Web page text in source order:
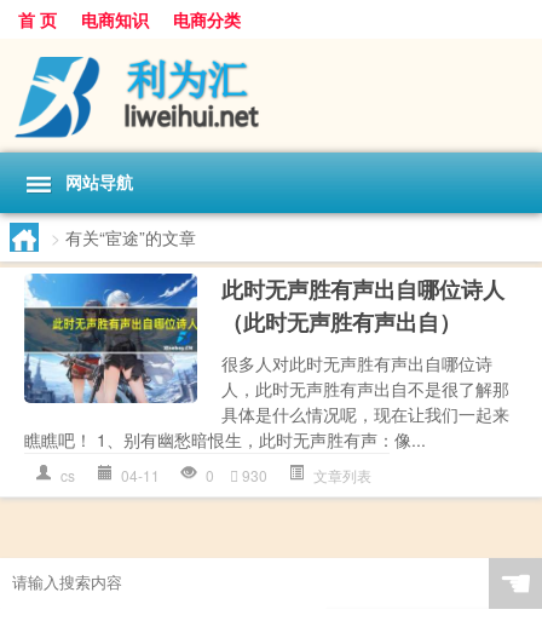
首 页 电商知识 电商分类
网站导航
> 有关“宦途”的文章
此时无声胜有声出自哪位诗人
（此时无声胜有声出自）
很多人对此时无声胜有声出自哪位诗
人，此时无声胜有声出自不是很了解那
具体是什么情况呢，现在让我们一起来
瞧瞧吧！ 1、别有幽愁暗恨生，此时无声胜有声：像...
cs 04-11 0 930 文章列表
☚